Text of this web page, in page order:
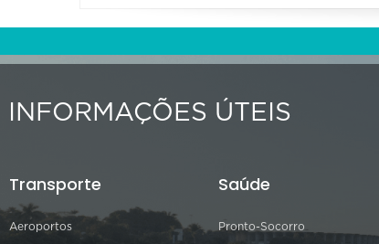
INFORMAÇÕES ÚTEIS
Transporte
Aeroportos
Saúde
Pronto-Socorro